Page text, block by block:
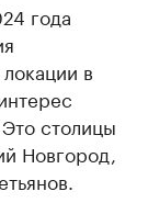
года
в
столицы
Новгород,